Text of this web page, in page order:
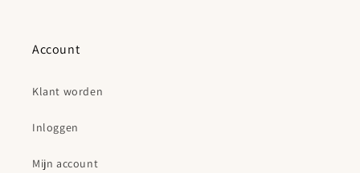
Account
Klant worden
Inloggen
Mijn account